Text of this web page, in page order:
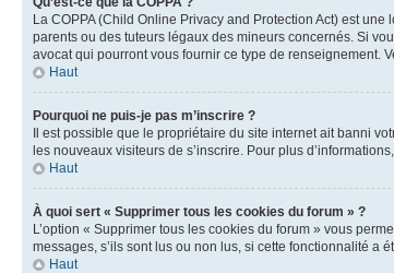
La COPPA (Child Online Privacy and Protection Act) est
parents ou des tuteurs légaux des mineurs concernés. Si
avocat qui pourront vous fournir ce type de renseignement.
Haut
Pourquoi ne puis-je pas m’inscrire ?
Il est possible que le propriétaire du site internet ait banni
les nouveaux visiteurs de s’inscrire. Pour plus
Haut
À quoi sert « Supprimer tous les cookies du forum » ?
L’option « Supprimer tous les cookies du forum » vous
messages, s’ils sont lus ou non lus, si cette fonctionnalité
Haut